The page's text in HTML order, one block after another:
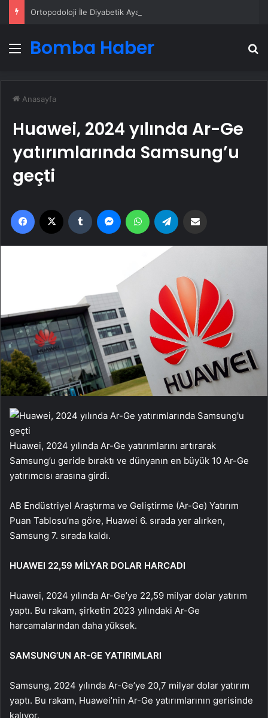
Ortopodoloji İle Diyabetik Ayak Yarası Tedavisi
Menü
Bomba Haber
Anasayfa
Huawei, 2024 yılında Ar-Ge
yatırımlarında Samsung’u
geçti
Facebook Tumblr MessengerWhatsApp
Huawei, 2024 yılında Ar-Ge yatırımlarını artırarak
Samsung’u geride bıraktı ve dünyanın en büyük 10 Ar-Ge
yatırımcısı arasına girdi.
AB Endüstriyel Araştırma ve Geliştirme (Ar-Ge) Yatırım
Puan Tablosu’na göre, Huawei 6. sırada yer alırken,
Samsung 7. sırada kaldı.
HUAWEI 22,59 MİLYAR DOLAR HARCADI
Huawei, 2024 yılında Ar-Ge’ye 22,59 milyar dolar yatırım
yaptı. Bu rakam, şirketin 2023 yılındaki Ar-Ge
harcamalarından daha yüksek.
SAMSUNG’UN AR-GE YATIRIMLARI
Samsung, 2024 yılında Ar-Ge’ye 20,7 milyar dolar yatırım
yaptı. Bu rakam, Huawei’nin Ar-Ge yatırımlarının gerisinde
kalıyor.